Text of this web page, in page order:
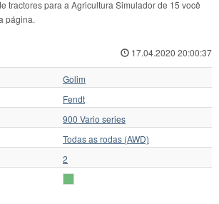
tractores para a Agricultura Simulador de 15 você
página.
17.04.2020 20:00:37
Golim
Fendt
900 Vario series
Todas as rodas (AWD)
2